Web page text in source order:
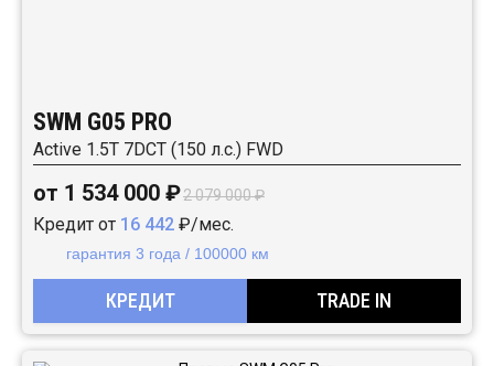
SWM G05 PRO
Active 1.5T 7DCT (150 л.с.) FWD
от 1 534 000 ₽2 079 000 ₽
Кредит от 16 442 ₽/мес.
гарантия 3 года / 100000 км
КРЕДИТ TRADE IN